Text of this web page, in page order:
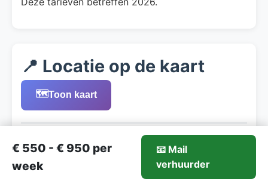
📍 Locatie op de kaart
🗺️Toon kaart
550-€950/week Mail verhuurder
€ 550 - € 950 per
week
📧 Mail
verhuurder